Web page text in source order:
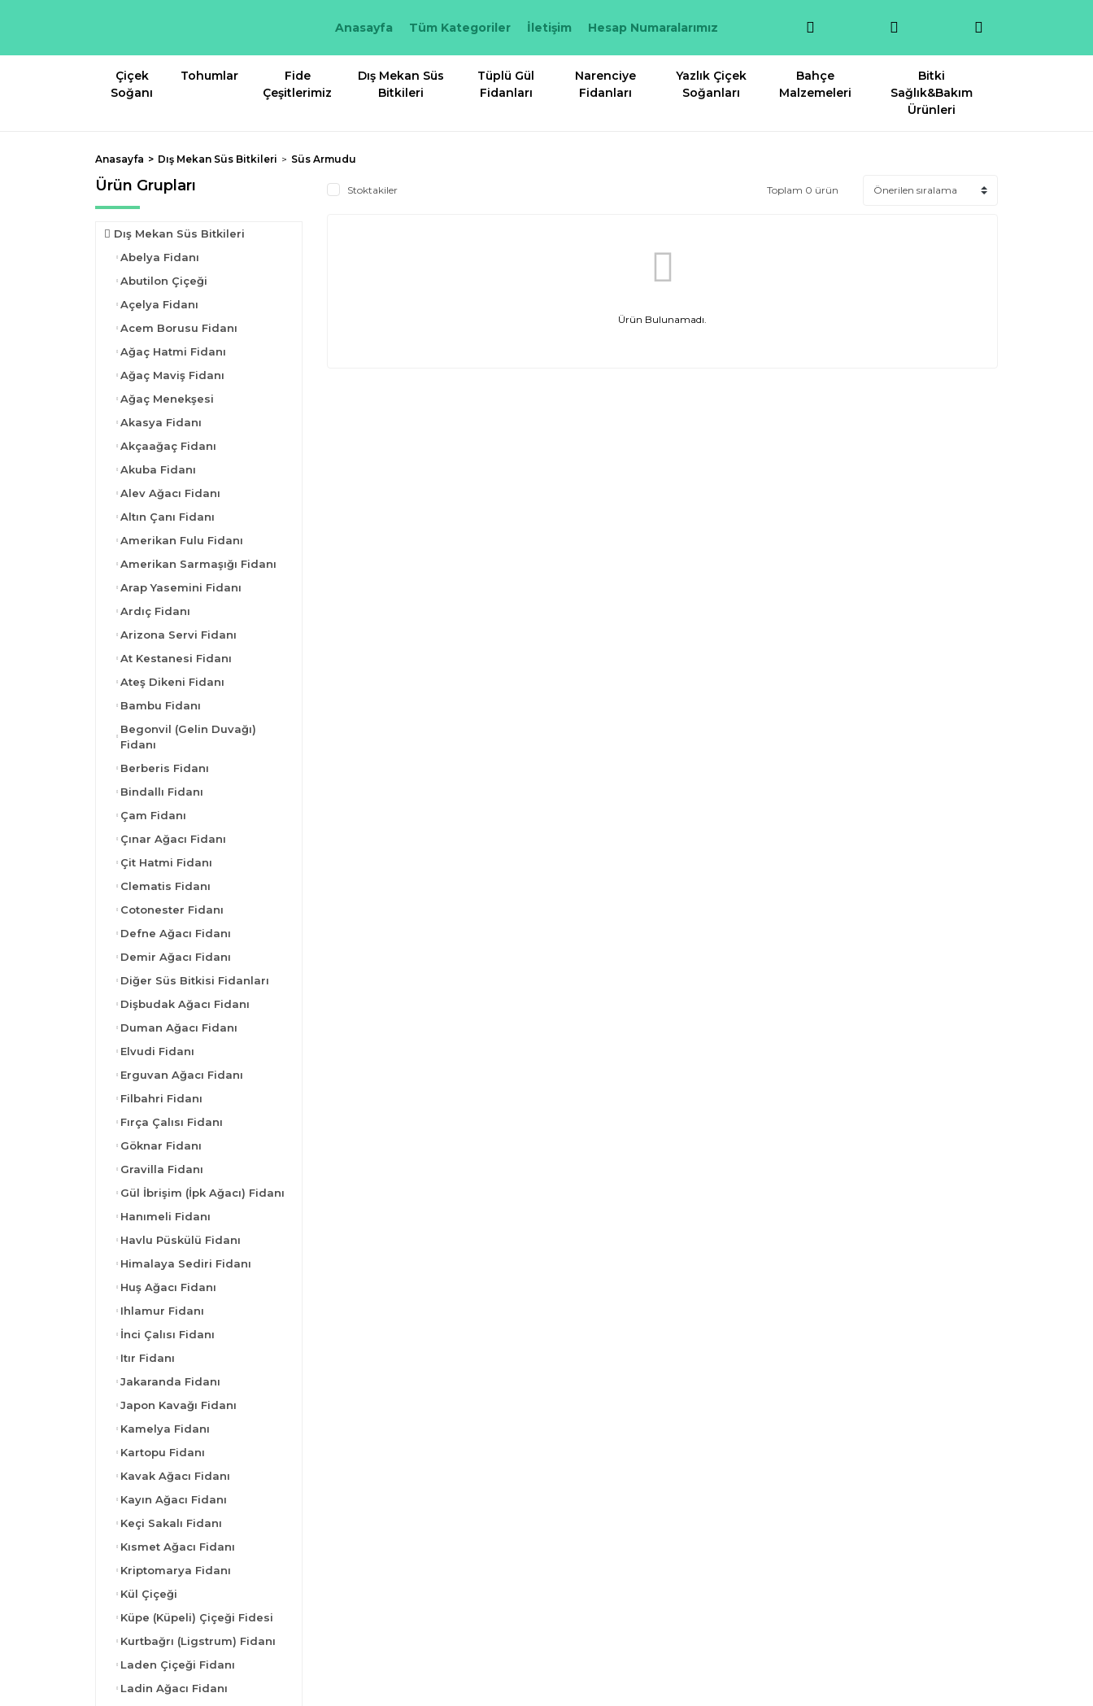
Anasayfa Tüm Kategoriler İletişim Hesap Numaralarımız
Çiçek
Soğanı
Tohumlar
Fide
Çeşitlerimiz
Dış Mekan Süs
Bitkileri
Tüplü Gül
Fidanları
Narenciye
Fidanları
Yazlık Çiçek
Soğanları
Bahçe
Malzemeleri
Bitki
Sağlık&Bakım
Ürünleri
Anasayfa Dış Mekan Süs Bitkileri Süs Armudu
Ürün Grupları
Dış Mekan Süs Bitkileri
Abelya Fidanı
Abutilon Çiçeği
Açelya Fidanı
Acem Borusu Fidanı
Ağaç Hatmi Fidanı
Ağaç Maviş Fidanı
Ağaç Menekşesi
Akasya Fidanı
Akçaağaç Fidanı
Akuba Fidanı
Alev Ağacı Fidanı
Altın Çanı Fidanı
Amerikan Fulu Fidanı
Amerikan Sarmaşığı Fidanı
Arap Yasemini Fidanı
Ardıç Fidanı
Arizona Servi Fidanı
At Kestanesi Fidanı
Ateş Dikeni Fidanı
Bambu Fidanı
Begonvil (Gelin Duvağı)
Fidanı
Berberis Fidanı
Bindallı Fidanı
Çam Fidanı
Çınar Ağacı Fidanı
Çit Hatmi Fidanı
Clematis Fidanı
Cotonester Fidanı
Defne Ağacı Fidanı
Demir Ağacı Fidanı
Diğer Süs Bitkisi Fidanları
Dişbudak Ağacı Fidanı
Duman Ağacı Fidanı
Elvudi Fidanı
Erguvan Ağacı Fidanı
Filbahri Fidanı
Fırça Çalısı Fidanı
Göknar Fidanı
Gravilla Fidanı
Gül İbrişim (İpk Ağacı) Fidanı
Hanımeli Fidanı
Havlu Püskülü Fidanı
Himalaya Sediri Fidanı
Huş Ağacı Fidanı
Ihlamur Fidanı
İnci Çalısı Fidanı
Itır Fidanı
Jakaranda Fidanı
Japon Kavağı Fidanı
Kamelya Fidanı
Kartopu Fidanı
Kavak Ağacı Fidanı
Kayın Ağacı Fidanı
Keçi Sakalı Fidanı
Kısmet Ağacı Fidanı
Kriptomarya Fidanı
Kül Çiçeği
Küpe (Küpeli) Çiçeği Fidesi
Kurtbağrı (Ligstrum) Fidanı
Laden Çiçeği Fidanı
Ladin Ağacı Fidanı
Stoktakiler Toplam 0 ürün
Ürün Bulunamadı.